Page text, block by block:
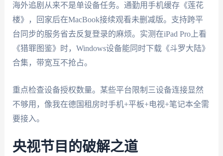
海外追剧从来不是单设备任务。通勤用手机缓存《莲花
楼》，回家后在MacBook接续观看未删减版。支持跨平
台同步的服务省去反复登录的麻烦。实测在iPad Pro上看
《猎罪图鉴》时，Windows设备能同时下载《斗罗大陆》
合集，带宽互不抢占。
重点检查设备授权数量。某些平台限制三设备连接显然
不够用，像我在德国租房时手机+平板+电视+笔记本全需
要接入。
央视节目的破解之道